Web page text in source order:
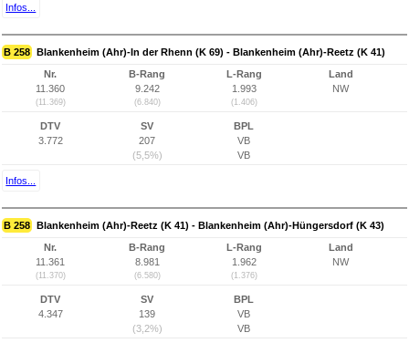
Infos...
B 258 Blankenheim (Ahr)-In der Rhenn (K 69) - Blankenheim (Ahr)-Reetz (K 41)
Nr.
11.360
(11.369)
B-Rang
9.242
(6.840)
L-Rang
1.993
(1.406)
Land
NW
DTV
3.772
SV
207
(5,5%)
BPL
VB
VB
Infos...
B 258 Blankenheim (Ahr)-Reetz (K 41) - Blankenheim (Ahr)-Hüngersdorf (K 43)
Nr.
11.361
(11.370)
B-Rang
8.981
(6.580)
L-Rang
1.962
(1.376)
Land
NW
DTV
4.347
SV
139
(3,2%)
BPL
VB
VB